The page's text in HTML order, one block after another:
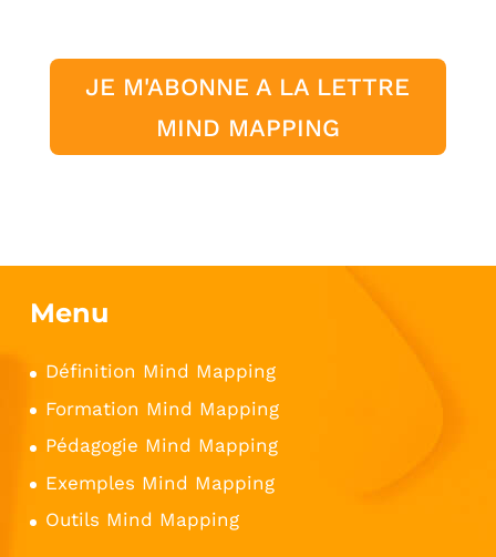
JE M'ABONNE A LA LETTRE
MIND MAPPING
Menu
Définition Mind Mapping
Formation Mind Mapping
Pédagogie Mind Mapping
Exemples Mind Mapping
Outils Mind Mapping